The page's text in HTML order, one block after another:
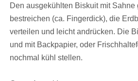
Den ausgekühlten Biskuit mit Sahne
bestreichen (ca. Fingerdick), die
verteilen und leicht andrücken. Die
und mit Backpapier, oder
nochmal kühl stellen.